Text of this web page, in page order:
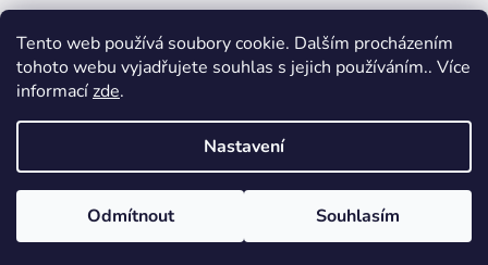
Tento web používá soubory cookie. Dalším procházením
tohoto webu vyjadřujete souhlas s jejich používáním.. Více
informacízde.
Nastavení
Odmítnout Souhlasím
Vyhledávání
HLEDAT
Vytvořil Shoptet
Copyright 2026EGGY.cz. Všechna práva vyhrazena.